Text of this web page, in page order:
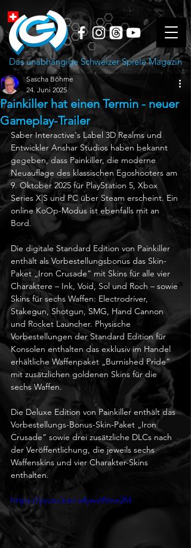
Das unabhängige Schweizer Spiele Magazin
Painkiller hat einen Termin - neuer
Gameplay-Trailer
Sascha Böhme
24. Juni 2025
Saber Interactive's Label 3D Realms und
Entwickler Anshar Studios haben bekannt
gegeben, dass Painkiller, die moderne
Neuauflage des klassischen Egoshooters am
9. Oktober 2025 für PlayStation 5, Xbox
Series X|S und PC über Steam erscheint. Ein
online KoOp-Modus ist ebenfalls mit an
Bord.
Die digitale Standard Edition von Painkiller
enthält als Vorbestellungsbonus das Skin-
Paket „Iron Crusade“ mit Skins für alle vier
Charaktere – Ink, Void, Sol und Roch – sowie
Skins für sechs Waffen: Electrodriver,
Stakegun, Shotgun, SMG, Hand Cannon
und Rocket Launcher. Physische
Vorbestellungen der Standard Edition für
Konsolen enthalten das exklusiv im Handel
erhältliche Waffenpaket „Burnished Pride“
mit zusätzlichen goldenen Skins für die
sechs Waffen.
Die Deluxe Edition von Painkiller enthält das
Vorbestellungs-Bonus-Skin-Paket „Iron
Crusade“ sowie drei zusätzliche DLCs nach
der Veröffentlichung, die jeweils sechs
Waffenskins und vier Charakter-Skins
enthalten.
https://youtu.be/-a4ywaWme2M